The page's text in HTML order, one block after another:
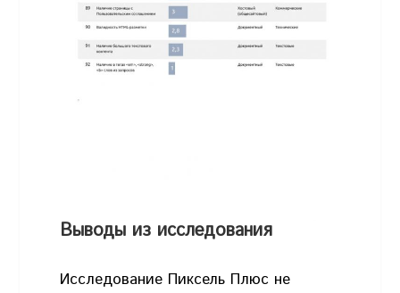
Выводы из исследования
Исследование Пиксель Плюс не